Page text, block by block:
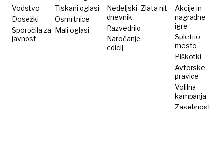
Vodstvo
Dosežki
Sporočila za
javnost
Tiskani oglasi
Osmrtnice
Mali oglasi
Nedeljski
dnevnik
Razvedrilo
Naročanje
edicij
Zlata nit
Akcije in
nagradne
igre
Spletno
mesto
Piškotki
Avtorske
pravice
Volilna
kampanja
Zasebnost